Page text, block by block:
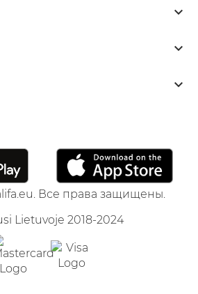



Все права защищены.
Lietuvoje 2018-2024